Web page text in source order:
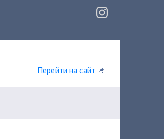
Перейти на сайт